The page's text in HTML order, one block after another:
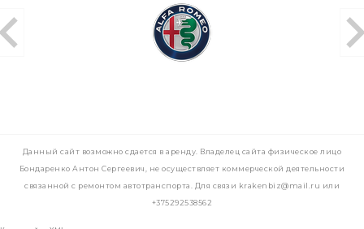
Данный сайт возможно сдается в аренду. Владелец сайта физическое лицо
Бондаренко Антон Сергеевич, не осуществляет коммерческой деятельности
связанной с ремонтом автотранспорта. Для связи krakenbiz@mail.ru или
+375292538562